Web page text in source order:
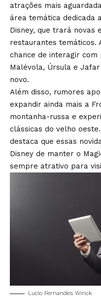
atrações mais
área temática dedicada
Disney, que trará novas
restaurantes temáticos.
chance de interagir com
Malévola, Úrsula e
novo.
Além disso, rumores
expandir ainda mais a
montanha-russa e
clássicas do velho
destaca que essas
Disney de manter o
sempre atrativo para
Lucio Fernandes Winck